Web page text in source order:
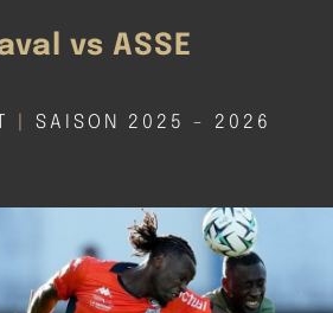
vs ASSE
SAISON 2025 - 2026